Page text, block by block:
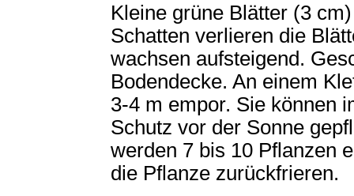
Kleine grüne Blätter (3
Schatten verlieren die
wachsen aufsteigend.
Bodendecke. An einem
3-4 m empor. Sie können
Schutz vor der Sonne
werden 7 bis 10 Pflanzen
die Pflanze zurückfrieren.